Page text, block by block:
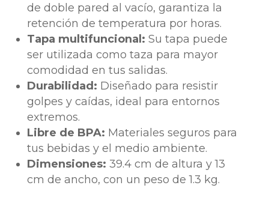
de doble pared al vacío, garantiza la
retención de temperatura por horas.
Tapa multifuncional: Su tapa puede
ser utilizada como taza para mayor
comodidad en tus salidas.
Durabilidad: Diseñado para resistir
golpes y caídas, ideal para entornos
extremos.
Libre de BPA: Materiales seguros para
tus bebidas y el medio ambiente.
Dimensiones: 39.4 cm de altura y 13
cm de ancho, con un peso de 1.3 kg.